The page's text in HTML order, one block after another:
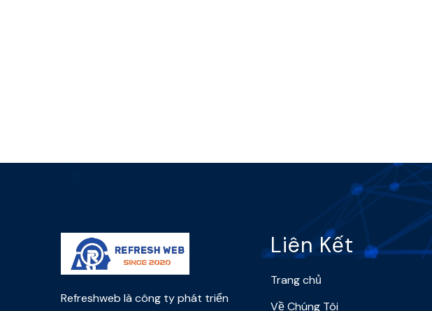
Refreshweb là công ty phát triển
Liên Kết
Trang chủ
Về Chúng Tôi